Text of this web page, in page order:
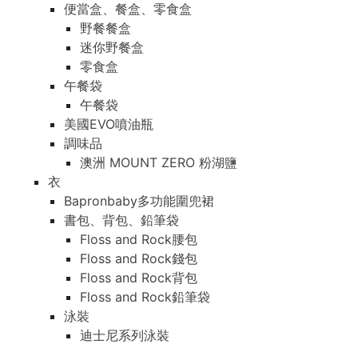
便當盒、餐盒、零食盒
野餐餐盒
迷你野餐盒
零食盒
午餐袋
午餐袋
美國EVO噴油瓶
調味品
澳洲 MOUNT ZERO 粉湖鹽
衣
Bapronbaby多功能圍兜裙
書包、背包、鉛筆袋
Floss and Rock腰包
Floss and Rock錢包
Floss and Rock背包
Floss and Rock鉛筆袋
泳裝
迪士尼系列泳裝